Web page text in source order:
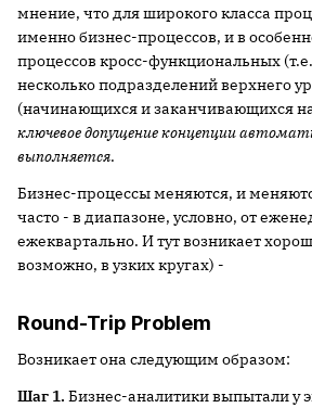
мнение, что для широкого класса
именно бизнес-процессов, и в
процессов кросс-функциональных
несколько подразделений верхнего
(начинающихся и заканчивающихся
ключевое допущение концепции
выполняется.
Бизнес-процессы меняются, и
часто - в диапазоне, условно, от
ежеквартально. И тут возникает
возможно, в узких кругах) -
Round-Trip Problem
Возникает она следующим образом:
Шаг 1. Бизнес-аналитики выпытали у